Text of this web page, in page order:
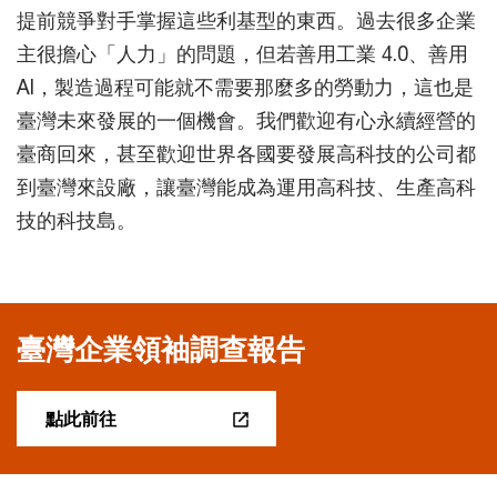
提前競爭對手掌握這些利基型的東西。過去很多企業
主很擔心「人力」的問題，但若善用工業 4.0、善用
AI，製造過程可能就不需要那麼多的勞動力，這也是
臺灣未來發展的一個機會。我們歡迎有心永續經營的
臺商回來，甚至歡迎世界各國要發展高科技的公司都
到臺灣來設廠，讓臺灣能成為運用高科技、生產高科
技的科技島。
臺灣企業領袖調查報告
點此前往